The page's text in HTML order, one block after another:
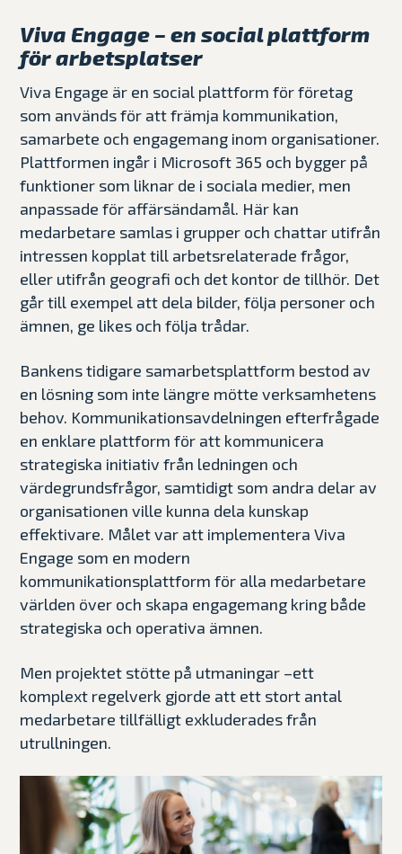
Viva Engage – en social plattform
för arbetsplatser
Viva Engage är en social plattform för företag
som används för att främja kommunikation,
samarbete och engagemang inom organisationer.
Plattformen ingår i Microsoft 365 och bygger på
funktioner som liknar de i sociala medier, men
anpassade för affärsändamål. Här kan
medarbetare samlas i grupper och chattar utifrån
intressen kopplat till arbetsrelaterade frågor,
eller utifrån geografi och det kontor de tillhör. Det
går till exempel att dela bilder, följa personer och
ämnen, ge likes och följa trådar.
Bankens tidigare samarbetsplattform bestod av
en lösning som inte längre mötte verksamhetens
behov. Kommunikationsavdelningen efterfrågade
en enklare plattform för att kommunicera
strategiska initiativ från ledningen och
värdegrundsfrågor, samtidigt som andra delar av
organisationen ville kunna dela kunskap
effektivare. Målet var att implementera Viva
Engage som en modern
kommunikationsplattform för alla medarbetare
världen över och skapa engagemang kring både
strategiska och operativa ämnen.
Men projektet stötte på utmaningar –ett
komplext regelverk gjorde att ett stort antal
medarbetare tillfälligt exkluderades från
utrullningen.